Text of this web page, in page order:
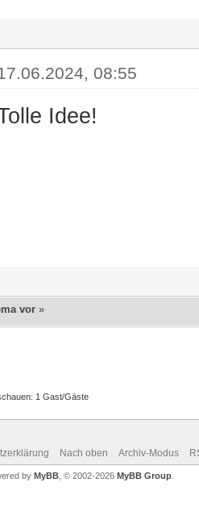
08:55
Idee!
vor »
1 Gast/Gäste
Nach oben Archiv-Modus
by MyBB , © 2002-2026 MyBB Group